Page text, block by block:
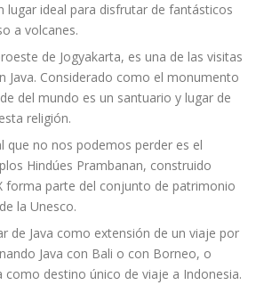
lugar ideal para disfrutar de fantásticos
a volcanes.
de Jogyakarta, es una de las visitas
Java. Considerado como el monumento
del mundo es un santuario y lugar de
religión.
que no nos podemos perder es el
Hindúes Prambanan, construido
forma parte del conjunto de patrimonio
la Unesco.
de Java como extensión de un viaje por
Java con Bali o con Borneo, o
como destino único de viaje a Indonesia.